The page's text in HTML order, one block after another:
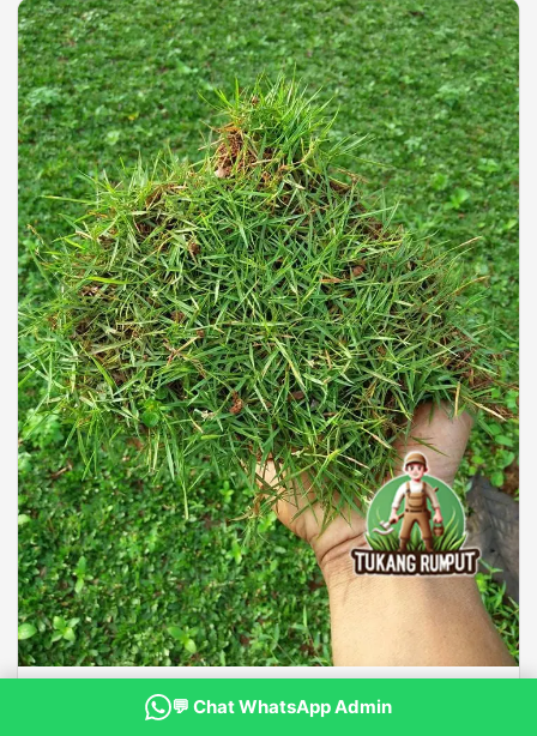
Cara Merawat Rumput Jepang di Taman agar Tetap Hijau
Cara Merawat Rumput Jepang di Taman agar Tetap Hijau - Rumput
💬 Chat WhatsApp Admin